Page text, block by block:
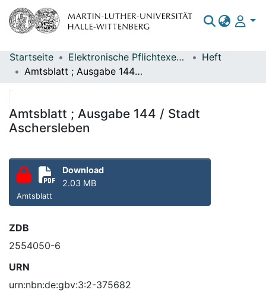
Bereiche & Sammlungen
Statistiken
Startseite Elektronische Pflichtexemplare
Heft
Amtsblatt ; Ausgabe 144 / Stadt Aschersleben
Amtsblatt ; Ausgabe 144 / Stadt
Aschersleben
Download
2.03 MB
Amtsblatt
ZDB
2554050-6
URN
urn:nbn:de:gbv:3:2-375682